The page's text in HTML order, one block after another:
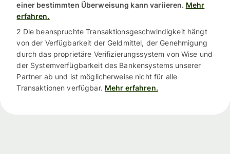
einer bestimmten Überweisung kann variieren. Mehr
erfahren.
2 Die beanspruchte Transaktionsgeschwindigkeit hängt
von der Verfügbarkeit der Geldmittel, der Genehmigung
durch das proprietäre Verifizierungssystem von Wise und
der Systemverfügbarkeit des Bankensystems unserer
Partner ab und ist möglicherweise nicht für alle
Transaktionen verfügbar. Mehr erfahren.